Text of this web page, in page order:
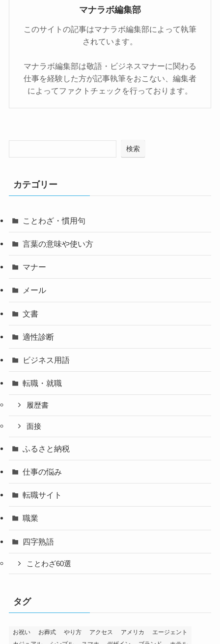
マナラボ編集部
このサイトの記事はマナラボ編集部によって執筆
されています。
マナラボ編集部は敬語・ビジネスマナーに関わる
仕事を経験した方が記事執筆をおこない、編集者
によってファクトチェックを行っております。
検索
カテゴリー
ことわざ・慣用句
言葉の意味や使い方
マナー
メール
文書
適性診断
ビジネス用語
転職・就職
履歴書
面接
ふるさと納税
仕事の悩み
転職サイト
職業
四字熟語
ことわざ60選
タグ
お祝い お葬式 やり方 アクセス アメリカ
エージェント